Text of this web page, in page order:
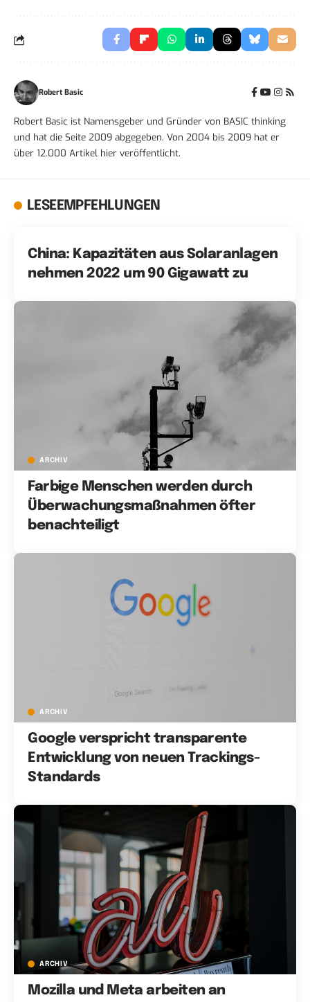
Robert Basic
Robert Basic ist Namensgeber und Gründer von BASIC thinking
und hat die Seite 2009 abgegeben. Von 2004 bis 2009 hat er
über 12.000 Artikel hier veröffentlicht.
LESEEMPFEHLUNGEN
China: Kapazitäten aus Solaranlagen
nehmen 2022 um 90 Gigawatt zu
ARCHIV
Farbige Menschen werden durch
Überwachungsmaßnahmen öfter
benachteiligt
ARCHIV
Google verspricht transparente
Entwicklung von neuen Trackings-
Standards
ARCHIV
Mozilla und Meta arbeiten an